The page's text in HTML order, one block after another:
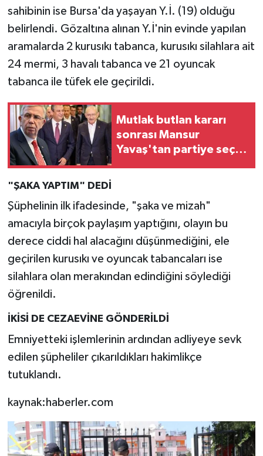
sahibinin ise Bursa'da yaşayan Y.İ. (19) olduğu
belirlendi. Gözaltına alınan Y.İ'nin evinde yapılan
aramalarda 2 kurusıkı tabanca, kurusıkı silahlara ait
24 mermi, 3 havalı tabanca ve 21 oyuncak
tabanca ile tüfek ele geçirildi.
Mutlak butlan kararı
sonrası Mansur
Yavaş'tan partiye seçim
"ŞAKA YAPTIM" DEDİ
Şüphelinin ilk ifadesinde, "şaka ve mizah"
amacıyla birçok paylaşım yaptığını, olayın bu
derece ciddi hal alacağını düşünmediğini, ele
geçirilen kurusıkı ve oyuncak tabancaları ise
silahlara olan merakından edindiğini söylediği
öğrenildi.
İKİSİ DE CEZAEVİNE GÖNDERİLDİ
Emniyetteki işlemlerinin ardından adliyeye sevk
edilen şüpheliler çıkarıldıkları hakimlikçe
tutuklandı.
kaynak:haberler.com